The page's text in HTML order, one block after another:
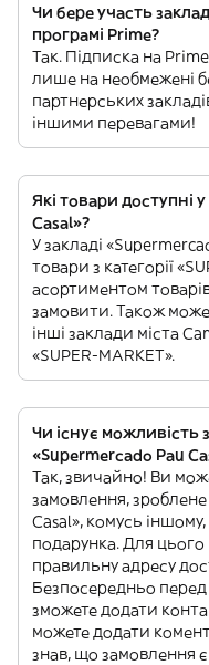
Чи бере участь
програмі Prime?
Так. Підписка на
лише на необмежені
партнерських
іншими перевагами!
Які товари доступні
Casal»?
У закладі
товари з категорії
асортиментом
замовити. Також
інші заклади міста
«SUPER-MARKET».
Чи існує можливість
«Supermercado Pau
Так, звичайно! Ви
замовлення, зроблене
Casal», комусь
подарунка. Для
правильну адресу
Безпосередньо
зможете додати
можете додати
знав, що замовлення